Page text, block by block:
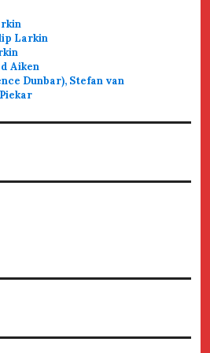
Larkin
Aiken
Dunbar), Stefan van